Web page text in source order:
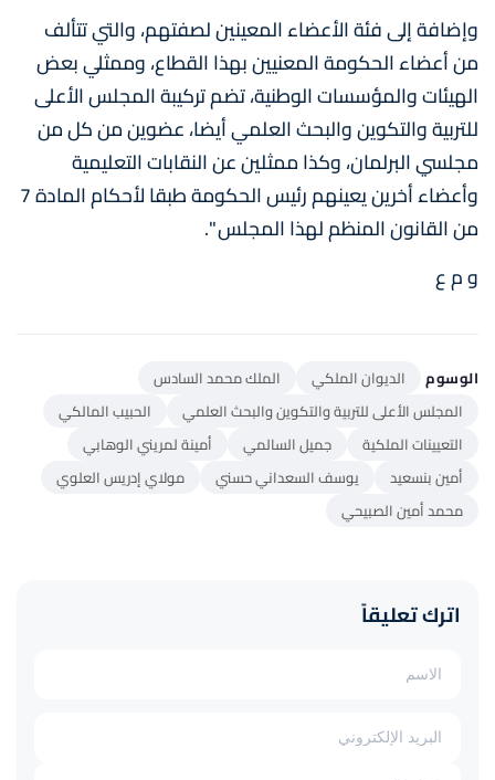
وإضافة إلى فئة الأعضاء المعينين لصفتهم، والتي تتألف
من أعضاء الحكومة المعنيين بهذا القطاع، وممثلي بعض
الهيئات والمؤسسات الوطنية، تضم تركيبة المجلس الأعلى
للتربية والتكوين والبحث العلمي أيضا، عضوين من كل من
مجلسي البرلمان، وكذا ممثلين عن النقابات التعليمية
وأعضاء أخرين يعينهم رئيس الحكومة طبقا لأحكام المادة 7
من القانون المنظم لهذا المجلس ".
و م ع
الوسوم الديوان الملكي
الملك محمد السادس
المجلس الأعلى للتربية والتكوين والبحث العلمي
الحبيب المالكي
التعيينات الملكية
جميل السالمي
أمينة لمريني الوهابي
أمين بنسعيد
يوسف السعداني حسني
مولاي إدريس العلوي
محمد أمين الصبيحي
اترك تعليقاً